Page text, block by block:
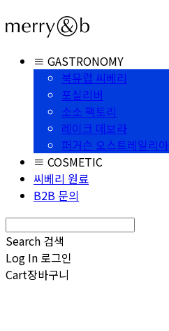
≡ GASTRONOMY
북유럽 씨베리
포실리버
소소 팩토리
레이크 데보라
퍼거슨 오스트레일리아
≡ COSMETIC
씨베리 원료
B2B 문의
Search 검색
Log In 로그인
Cart장바구니